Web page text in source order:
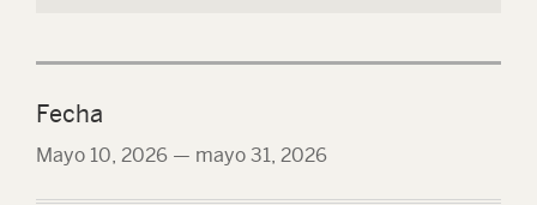
Fecha
Mayo 10, 2026 — mayo 31, 2026